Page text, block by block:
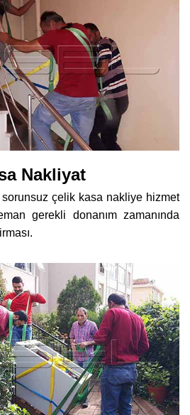
Nakliyat
çelik kasa nakliye hizmet
gerekli donanım zamanında